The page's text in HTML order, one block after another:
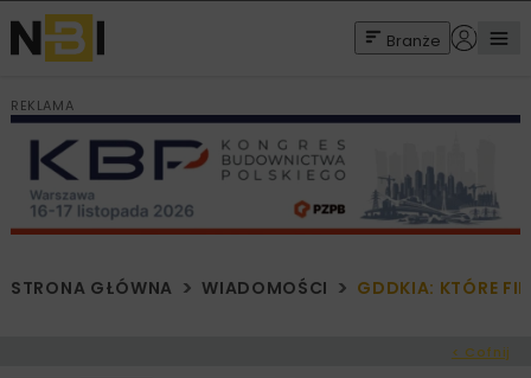
Branże
REKLAMA
STRONA GŁÓWNA WIADOMOŚCI GDDKIA: KTÓRE
< Cofnij